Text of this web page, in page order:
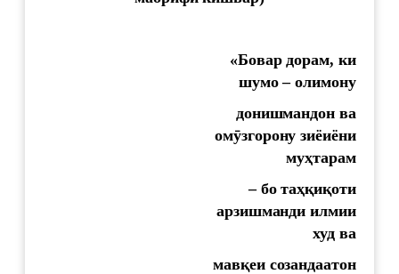
«Бовар дорам, ки
шумо – олимону
донишмандон ва
омӯзгорону зиёиёни
муҳтарам
– бо таҳқиқоти
арзишманди илмии
худ ва
мавқеи созандаатон